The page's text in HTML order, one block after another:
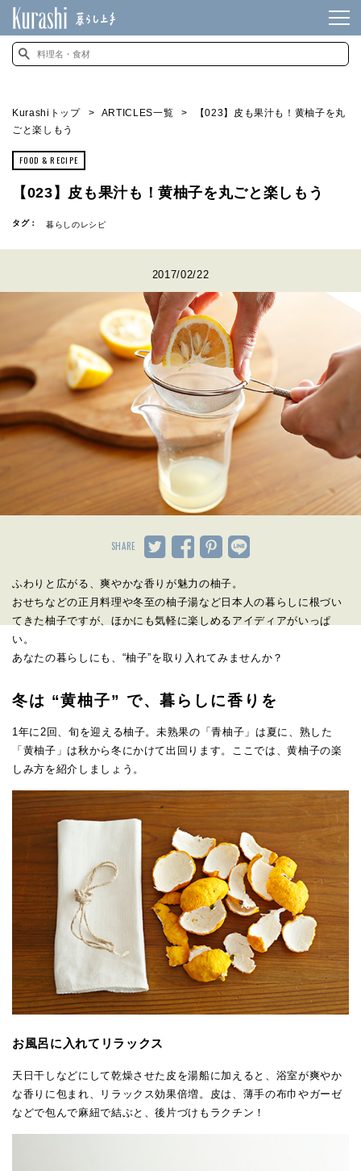
Kurashiトップ ARTICLES一覧
【023】皮も果汁も！黄柚子を丸
ごと楽しもう
FOOD & RECIPE
【023】皮も果汁も！黄柚子を丸ごと楽しもう
タグ： 暮らしのレシピ
2017/02/22
SHARE
ふわりと広がる、爽やかな香りが魅力の柚子。
おせちなどの正月料理や冬至の柚子湯など日本人の暮らしに根づい
てきた柚子ですが、ほかにも気軽に楽しめるアイディアがいっぱ
い。
あなたの暮らしにも、“柚子”を取り入れてみませんか？
冬は “黄柚子” で、暮らしに香りを
1年に2回、旬を迎える柚子。未熟果の「青柚子」は夏に、熟した
「黄柚子」は秋から冬にかけて出回ります。ここでは、黄柚子の楽
しみ方を紹介しましょう。
お風呂に入れてリラックス
天日干しなどにして乾燥させた皮を湯船に加えると、浴室が爽やか
な香りに包まれ、リラックス効果倍増。皮は、薄手の布巾やガーゼ
などで包んで麻紐で結ぶと、後片づけもラクチン！